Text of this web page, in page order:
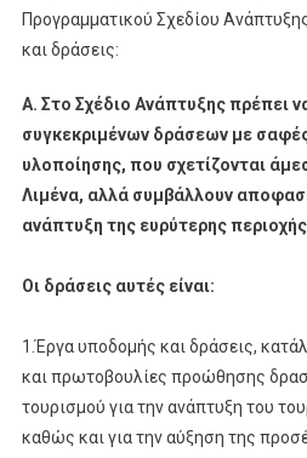
Προγραμματικού Σχεδίου
και δράσεις:
Α. Στο Σχέδιο Ανάπτυξης πρέπει
συγκεκριμένων δράσεων με
υλοποίησης, που σχετίζονται
Λιμένα, αλλά συμβάλλουν
ανάπτυξη της ευρύτερης
Οι δράσεις αυτές είναι:
1.Έργα υποδομής και δράσεις,
και πρωτοβουλίες προώθησης
τουρισμού για την ανάπτυξη του
καθώς και για την αύξηση της